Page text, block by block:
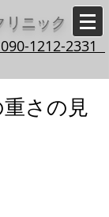
リニック
1212-2331
さの見